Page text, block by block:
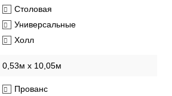
Столовая
Универсальные
Холл
0,53м x 10,05м
Прованс